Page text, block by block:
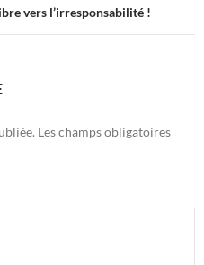
vers l’irresponsabilité !
Les champs obligatoires